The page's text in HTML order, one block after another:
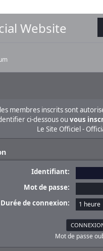
Website
membres inscrits sont
ci-dessous ou vous
Le Site Officiel -
Identifiant:
Mot de passe:
Durée de connexion:
Mot de passe